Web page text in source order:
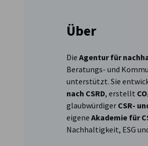
Über
Die Agentur für
Beratungs- und
unterstützt. Sie
nach CSRD, erstellt
glaubwürdiger CSR-
eigene Akademie für
Nachhaltigkeit, ESG